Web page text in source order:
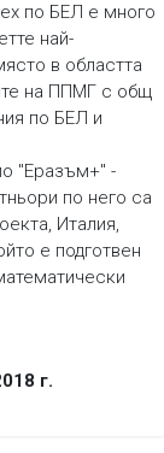
по БЕЛ е много
най-
в областта
на ППМГ с общ
по БЕЛ и
"Еразъм+" -
по него са
Италия,
е подготвен
г.